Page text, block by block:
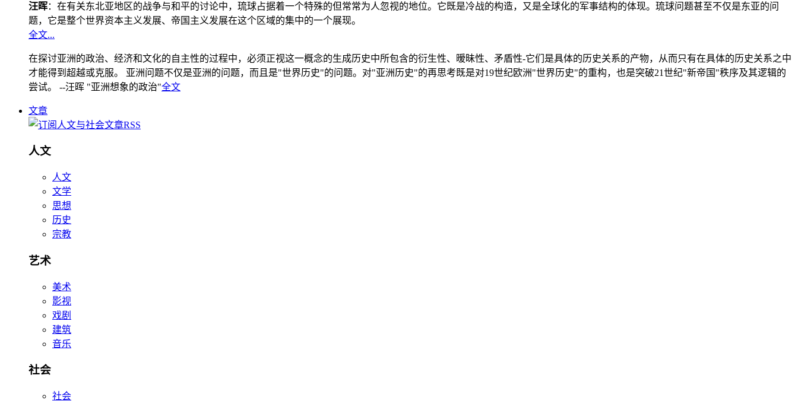
汪晖：在有关东北亚地区的战争与和平的讨论中，琉球占据着一个特殊的但常常为人忽视的地位。它既是冷战的构造，又是全球化的军事结构的体现。琉球问题甚至不仅是东亚的问
题，它是整个世界资本主义发展、帝国主义发展在这个区域的集中的一个展现。
全文...
在探讨亚洲的政治、经济和文化的自主性的过程中，必须正视这一概念的生成历史中所包含的衍生性、暧昧性、矛盾性-它们是具体的历史关系的产物，从而只有在具体的历史关系之中
才能得到超越或克服。 亚洲问题不仅是亚洲的问题，而且是"世界历史"的问题。对"亚洲历史"的再思考既是对19世纪欧洲"世界历史"的重构，也是突破21世纪"新帝国"秩序及其逻辑的
尝试。 --汪晖 "亚洲想象的政治"全文
文章
人文
人文
文学
思想
历史
宗教
艺术
美术
影视
戏剧
建筑
音乐
社会
社会